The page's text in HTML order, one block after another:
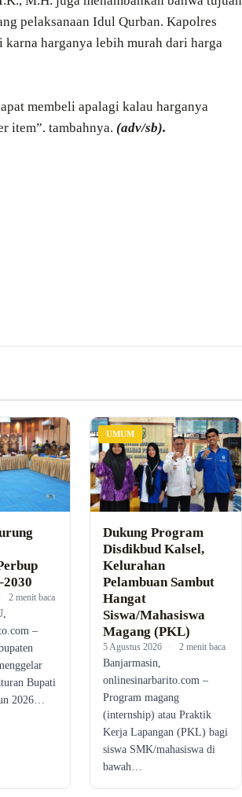
pelaksanaan Idul Qurban. Kapolres
harganya lebih murah dari harga
membeli apalagi kalau harganya
item”. tambahnya. (adv/sb).
· 2 menit baca
–
Bupati
2026…
UMUM
Dukung Program
Disdikbud Kalsel,
Kelurahan
Pelambuan Sambut
Hangat
Siswa/Mahasiswa
Magang (PKL)
5 Agustus 2026 · 2 menit baca
Banjarmasin,
onlinesinarbarito.com –
Program magang
(internship) atau Praktik
Kerja Lapangan (PKL) bagi
siswa SMK/mahasiswa di
bawah…